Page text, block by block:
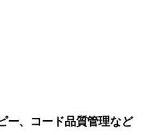
ー、コード品質管理など